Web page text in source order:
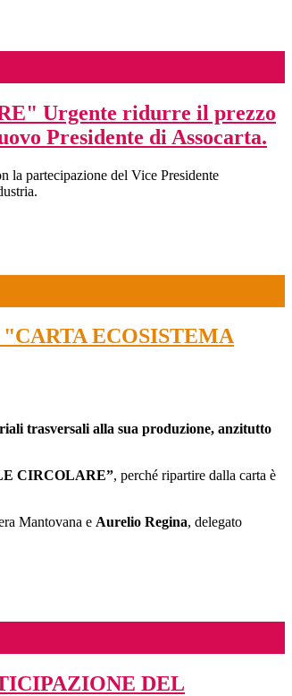
Urgente ridurre il prezzo
Presidente di Assocarta.
la partecipazione del Vice Presidente
"CARTA ECOSISTEMA
trasversali alla sua produzione, anzitutto
CIRCOLARE”, perché ripartire dalla carta è
Mantovana e Aurelio Regina, delegato
DEL